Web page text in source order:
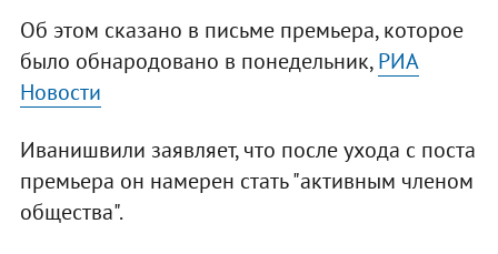
Об этом сказано в письме премьера, которое
было обнародовано в понедельник,РИА
Новости
Иванишвили заявляет, что после ухода с поста
премьера он намерен стать "активным членом
общества".